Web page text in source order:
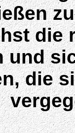
die
und
die